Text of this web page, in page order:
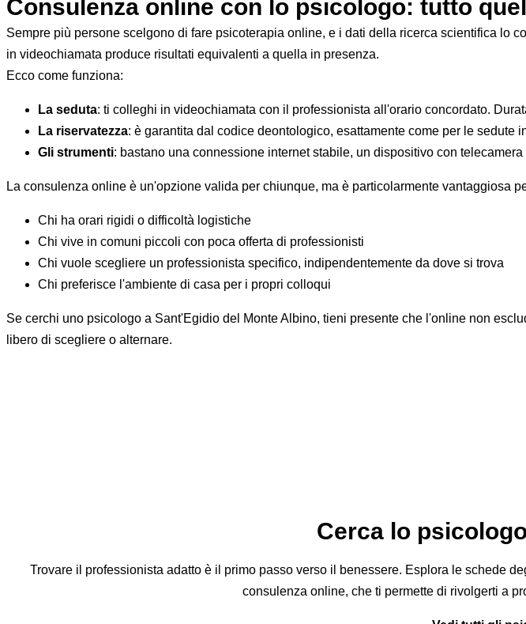
Consulenza online con lo psicologo: tutto
Sempre più persone scelgono di fare psicoterapia online, e i dati della ricerca scientifica lo
in videochiamata produce risultati equivalenti a quella in presenza.
Ecco come funziona:
La seduta: ti colleghi in videochiamata con il professionista all'orario concordato.
La riservatezza: è garantita dal codice deontologico, esattamente come per le sedute
Gli strumenti: bastano una connessione internet stabile, un dispositivo con
La consulenza online è un'opzione valida per chiunque, ma è particolarmente vantaggiosa
Chi ha orari rigidi o difficoltà logistiche
Chi vive in comuni piccoli con poca offerta di professionisti
Chi vuole scegliere un professionista specifico, indipendentemente da dove si trova
Chi preferisce l'ambiente di casa per i propri colloqui
Se cerchi uno psicologo a Sant'Egidio del Monte Albino, tieni presente che l'online non
libero di scegliere o alternare.
Cerca lo
Trovare il professionista adatto è il primo passo verso il benessere. Esplora le schede
consulenza online, che ti permette di rivolgerti a